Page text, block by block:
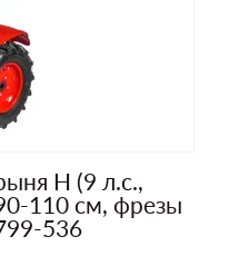
Н (9 л.с.,
110 см, фрезы
536